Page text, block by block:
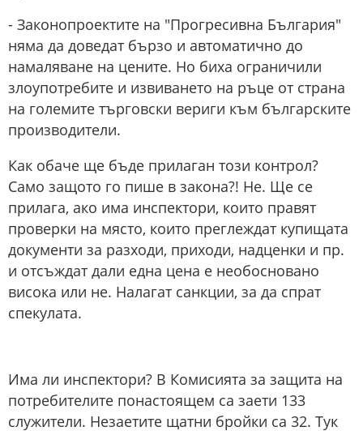
- Законопроектите на "Прогресивна България"
няма да доведат бързо и автоматично до
намаляване на цените. Но биха ограничили
злоупотребите и извиването на ръце от страна
на големите търговски вериги към българските
производители.
Как обаче ще бъде прилаган този контрол?
Само защото го пише в закона?! Не. Ще се
прилага, ако има инспектори, които правят
проверки на място, които преглеждат купищата
документи за разходи, приходи, надценки и пр.
и отсъждат дали една цена е необосновано
висока или не. Налагат санкции, за да спрат
спекулата.
Има ли инспектори? В Комисията за защита на
потребителите понастоящем са заети 133
служители. Незаетите щатни бройки са 32. Тук